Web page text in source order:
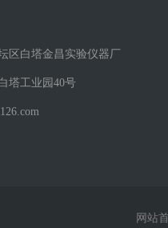
区白塔金昌实验仪器厂
塔工业园40号
网站